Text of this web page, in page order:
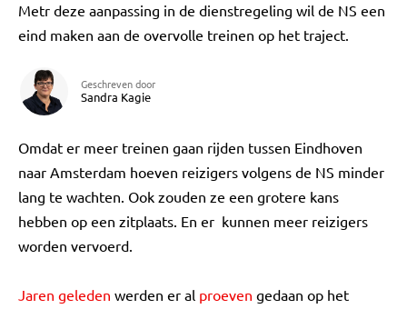
Metr deze aanpassing in de dienstregeling wil de NS een
eind maken aan de overvolle treinen op het traject.
Geschreven door
Sandra Kagie
Omdat er meer treinen gaan rijden tussen Eindhoven
naar Amsterdam hoeven reizigers volgens de NS minder
lang te wachten. Ook zouden ze een grotere kans
hebben op een zitplaats. En er kunnen meer reizigers
worden vervoerd.
Jaren geleden werden er al proeven gedaan op het